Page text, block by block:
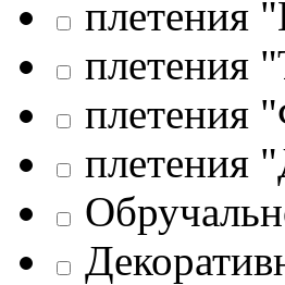
плетения
плетения
плетения
плетения